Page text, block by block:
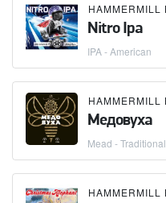
Nitro Ipa
IPA - American
Медовуха
Mead - Traditional